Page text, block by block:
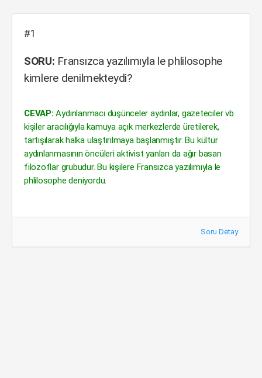
#1
SORU: Fransızca yazılımıyla le phlilosophe
kimlere denilmekteydi?
CEVAP: Aydınlanmacı düşünceler aydınlar, gazeteciler vb.
kişiler aracılığıyla kamuya açık merkezlerde üretilerek,
tartışılarak halka ulaştırılmaya başlanmıştır. Bu kültür
aydınlanmasının öncüleri aktivist yanları da ağır basan
filozoflar grubudur. Bu kişilere Fransızca yazılımıyla le
phlilosophe deniyordu.
Soru Detay